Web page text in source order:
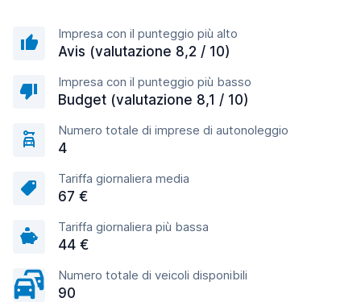
Impresa con il punteggio più alto
Avis (valutazione 8,2 / 10)
Impresa con il punteggio più basso
Budget (valutazione 8,1 / 10)
Numero totale di imprese di autonoleggio
4
Tariffa giornaliera media
67 €
Tariffa giornaliera più bassa
44 €
Numero totale di veicoli disponibili
90